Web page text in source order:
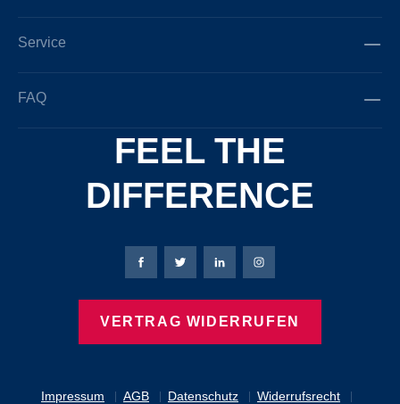
Service
FAQ
FEEL THE
DIFFERENCE
Impressum AGB Datenschutz Widerrufsrecht
Bierbaum-Proenen Facebook-Seite
Bierbaum-Proenen Twitter Seite
Bierbaum-Proenen LinkedIn
Bierbaum-Proenen
VERTRAG WIDERRUFEN